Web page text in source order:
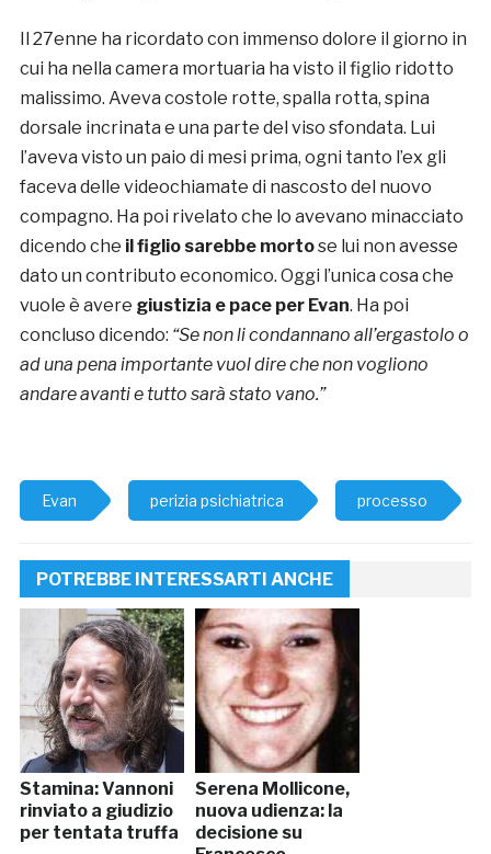
Il 27enne ha ricordato con immenso dolore il giorno in
cui ha nella camera mortuaria ha visto il figlio ridotto
malissimo. Aveva costole rotte, spalla rotta, spina
dorsale incrinata e una parte del viso sfondata. Lui
l’aveva visto un paio di mesi prima, ogni tanto l’ex gli
faceva delle videochiamate di nascosto del nuovo
compagno. Ha poi rivelato che lo avevano minacciato
dicendo che il figlio sarebbe mortose lui non avesse
dato un contributo economico. Oggi l’unica cosa che
vuole è avere giustizia e pace per Evan. Ha poi
concluso dicendo: “Se non li condannano all’ergastolo o
ad una pena importante vuol dire che non vogliono
andare avanti e tutto sarà stato vano.”
Evan perizia psichiatrica processo
POTREBBE INTERESSARTI ANCHE
Stamina: Vannoni
rinviato a giudizio
per tentata truffa
Serena Mollicone,
nuova udienza: la
decisione su